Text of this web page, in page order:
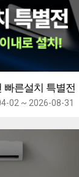
빠른설치 특별전
02 ~ 2026-08-31